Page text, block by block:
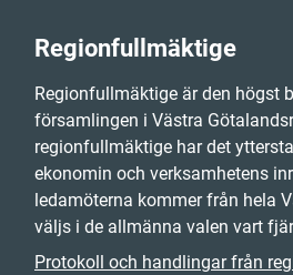
Regionfullmäktige
Regionfullmäktige är den högst
församlingen i Västra
regionfullmäktige har det
ekonomin och verksamhetens
ledamöterna kommer från hela
väljs i de allmänna valen vart
Protokoll och handlingar från